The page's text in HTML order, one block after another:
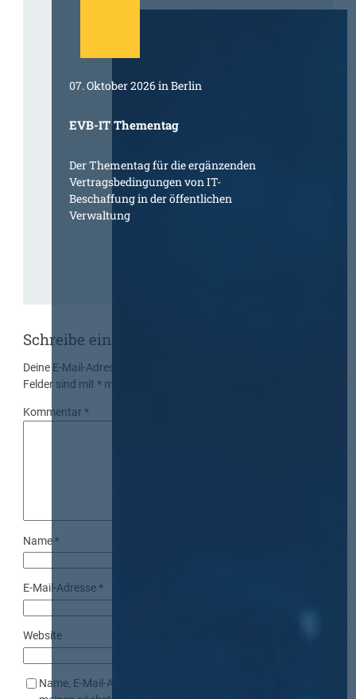
07. Oktober 2026 in Berlin
EVB-IT Thementag
Der Thementag für die ergänzenden
Vertragsbedingungen von IT-
Beschaffung in der öffentlichen
Verwaltung
Schreibe einen Kommentar
Deine E-Mail-Adresse wird nicht veröffentlicht.
Felder sind mit* markiert
Kommentar*
Name*
E-Mail-Adresse*
Website
Name, E-Mail-Adresse und Website in diesem Browser für